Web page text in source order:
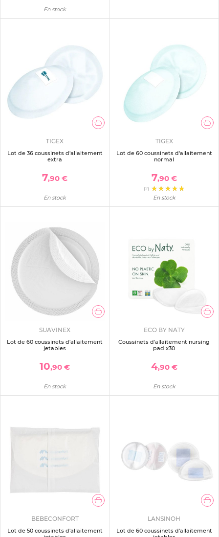
En stock
TIGEX
Lot de 36 coussinets d'allaitement
extra
7,90 €
En stock
TIGEX
Lot de 60 coussinets d'allaitement
normal
7,90 €
(2)
En stock
SUAVINEX
Lot de 60 coussinets d'allaitement
jetables
10,90 €
En stock
ECO BY NATY
Coussinets d'allaitement nursing
pad x30
4,90 €
En stock
BEBECONFORT
Lot de 50 coussinets d'allaitement
LANSINOH
Lot de 60 coussinets d'allaitement